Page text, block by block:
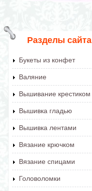
Разделы сайта
Букеты из конфет
Валяние
Вышивание крестиком
Вышивка гладью
Вышивка лентами
Вязание крючком
Вязание спицами
Головоломки